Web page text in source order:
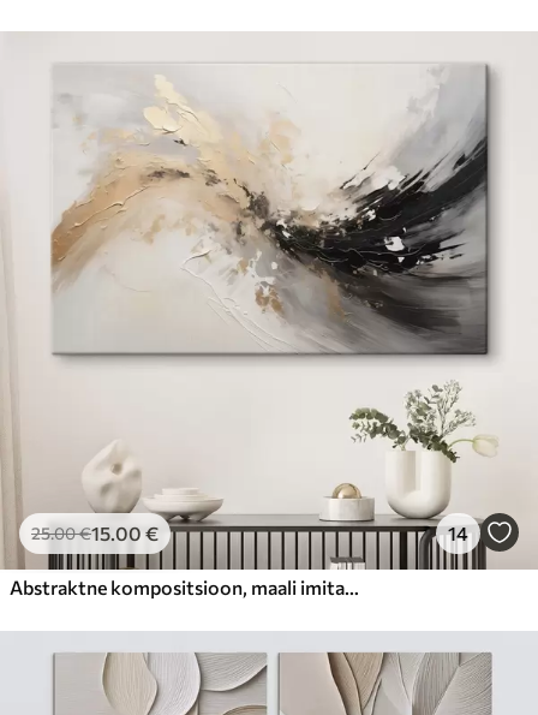
25.00€15.00 € 14
Abstraktne kompositsioon, maali imitatsioon